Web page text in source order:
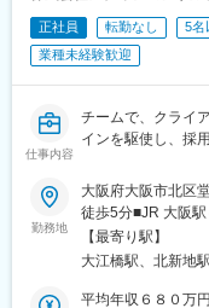
正社員 転勤なし 5名
業種未経験歓迎
仕事内容
チームで、クライ
インを駆使し、採
勤務地
大阪府大阪市北区
徒歩5分■JR 大阪
橋駅～徒歩2分 ■
【最寄り駅】
大江橋駅、北新地
平均年収６８０万